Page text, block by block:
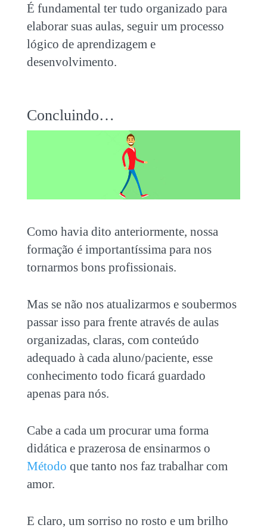
É fundamental ter tudo organizado para
elaborar suas aulas, seguir um processo
lógico de aprendizagem e
desenvolvimento.
Concluindo…
Como havia dito anteriormente, nossa
formação é importantíssima para nos
tornarmos bons profissionais.
Mas se não nos atualizarmos e soubermos
passar isso para frente através de aulas
organizadas, claras, com conteúdo
adequado à cada aluno/paciente, esse
conhecimento todo ficará guardado
apenas para nós.
Cabe a cada um procurar uma forma
didática e prazerosa de ensinarmos o
Método que tanto nos faz trabalhar com
amor.
E claro, um sorriso no rosto e um brilho